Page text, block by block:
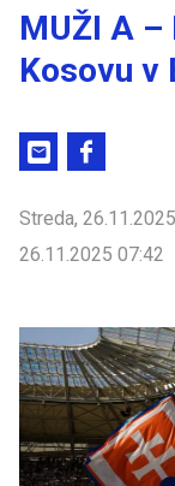
MUŽI A –
Kosovu v
Streda,
26.11.2025 07:42